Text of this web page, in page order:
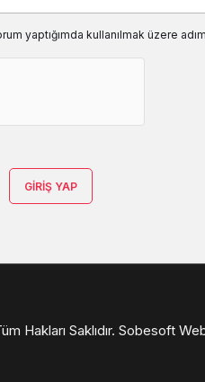
yaptığımda kullanılmak üzere
GIRIŞ YAP
Hakları Saklıdır. Sobesoft